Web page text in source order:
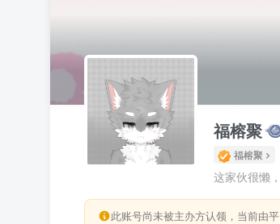
福榕聚
福榕聚
这家伙很懒
此账号尚未被主办方认领，当前由